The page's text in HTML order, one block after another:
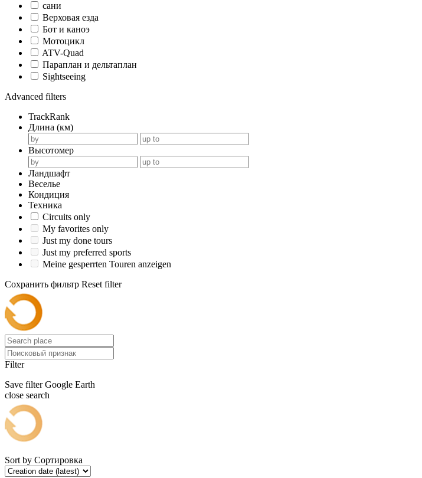
сани
Верховая езда
Бот и каноэ
Мотоцикл
ATV-Quad
Параплан и дельтаплан
Sightseeing
Advanced filters
TrackRank
Длина (км)
Высотомер
Ландшафт
Веселье
Кондиция
Техника
Circuits only
My favorites only
Just my done tours
Just my preferred sports
Meine gesperrten Touren anzeigen
Сохранить фильтр Reset filter
Filter
Save filter Google Earth
close search
Sort by Сортировка